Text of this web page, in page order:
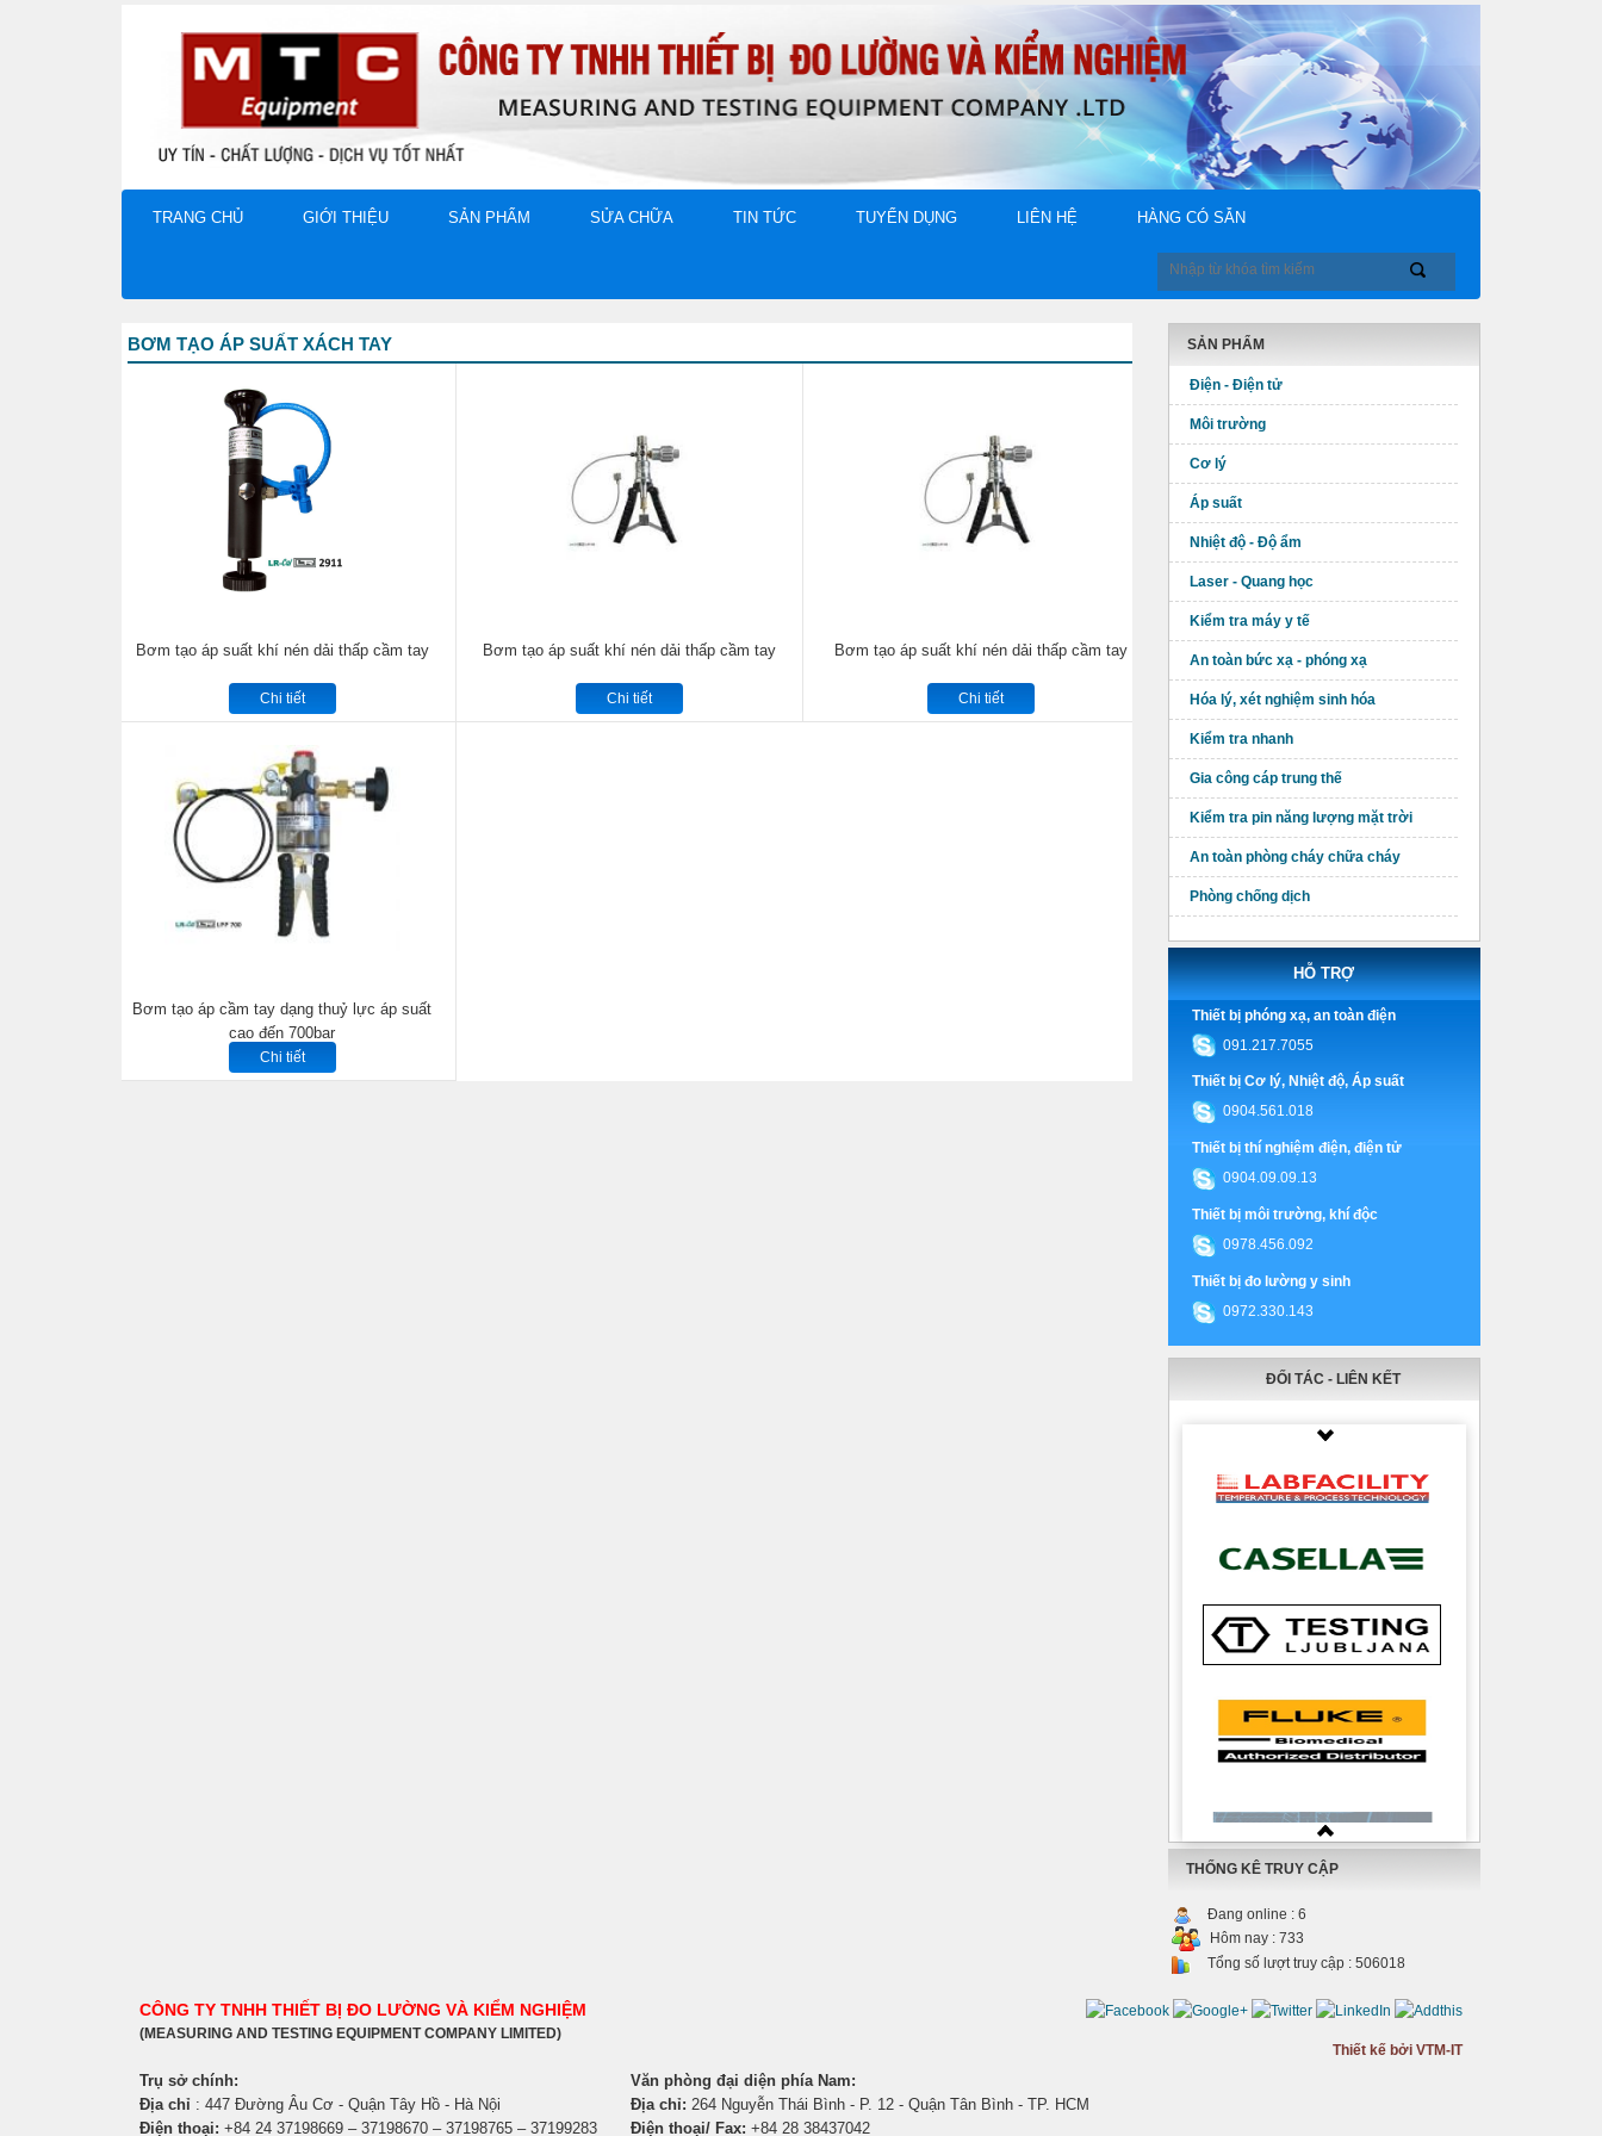
TRANG CHỦ GIỚI THIỆU SẢN PHẨM SỬA CHỮA TIN TỨC TUYỂN DỤNG LIÊN HỆ HÀNG CÓ SẴN
BƠM TẠO ÁP SUẤT XÁCH TAY
Bơm tạo áp suất khí nén dải thấp cầm tay
Chi tiết
Bơm tạo áp suất khí nén dải thấp cầm tay
Chi tiết
Bơm tạo áp suất khí nén dải thấp cầm tay
Chi tiết
Bơm tạo áp cầm tay dạng thuỷ lực áp suất
cao đến 700bar
Chi tiết
SẢN PHẨM
Điện - Điện tử
Môi trường
Cơ lý
Áp suất
Nhiệt độ - Độ ẩm
Laser - Quang học
Kiểm tra máy y tế
An toàn bức xạ - phóng xạ
Hóa lý, xét nghiệm sinh hóa
Kiểm tra nhanh
Gia công cáp trung thế
Kiểm tra pin năng lượng mặt trời
An toàn phòng cháy chữa cháy
Phòng chống dịch
HỖ TRỢ
Thiết bị phóng xạ, an toàn điện
091.217.7055
Thiết bị Cơ lý, Nhiệt độ, Áp suất
0904.561.018
Thiết bị thí nghiệm điện, điện tử
0904.09.09.13
Thiết bị môi trường, khí độc
0978.456.092
Thiết bị đo lường y sinh
0972.330.143
ĐỐI TÁC - LIÊN KẾT
THỐNG KÊ TRUY CẬP
Đang online : 6
Hôm nay : 733
Tổng số lượt truy cập : 506018
CÔNG TY TNHH THIẾT BỊ ĐO LƯỜNG VÀ KIỂM NGHIỆM
(MEASURING AND TESTING EQUIPMENT COMPANY LIMITED)
Trụ sở chính:
Địa chỉ : 447 Đường Âu Cơ - Quận Tây Hồ - Hà Nội
Điện thoại: +84 24 37198669 – 37198670 – 37198765 – 37199283
Văn phòng đại diện phía Nam:
Địa chỉ: 264 Nguyễn Thái Bình - P. 12 - Quận Tân Bình - TP. HCM
Điện thoại/ Fax: +84 28 38437042
Thiết kế bởi VTM-IT